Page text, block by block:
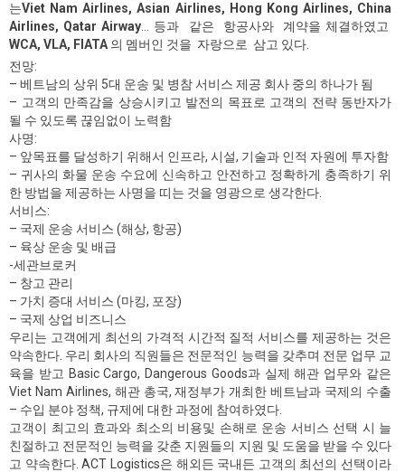
는Viet Nam Airlines, Asian Airlines, Hong Kong Airlines, China
Airlines, Qatar Airway … 등과 같은 항공사와 계약을 체결하였고
WCA, VLA, FIATA 의 멤버인 것을 자랑으로 삼고 있다.
전망:
– 베트남의 상위 5대 운송 및 병참 서비스 제공 회사 중의 하나가 됨
– 고객의 만족감을 상승시키고 발전의 목표로 고객의 전략 동반자가
될 수 있도록 끊임없이 노력함
사명:
– 앞목표를 달성하기 위해서 인프라, 시설, 기술과 인적 자원에 투자함
– 귀사의 화물 운송 수요에 신속하고 안전하고 정확하게 충족하기 위
한 방법을 제공하는 사명을 띠는 것을 영광으로 생각한다.
서비스:
– 국제 운송 서비스 (해상, 항공)
– 육상 운송 및 배급
-세관브로커
– 창고 관리
– 가치 증대 서비스 (마킹, 포장)
– 국제 상업 비즈니스
우리는 고객에게 최선의 가격적 시간적 질적 서비스를 제공하는 것은
약속한다. 우리 회사의 직원들은 전문적인 능력을 갖추며 전문 업무 교
육을 받고 Basic Cargo, Dangerous Goods과 실제 해관 업무와 같은
Viet Nam Airlines, 해관 총국, 재정부가 개최한 베트남과 국제의 수출
– 수입 분야 정책, 규제에 대한 과정에 참여하였다.
고객이 최고의 효과와 최소의 비용및 손해로 운송 서비스 선택 시 늘
친절하고 전문적인 능력을 갖춘 지원들의 지원 및 도움을 받을 수 있다
고 약속한다. ACT Logistics은 해외든 국내든 고객의 최선의 선택이라